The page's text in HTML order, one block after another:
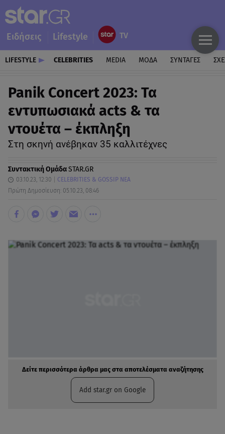
Ειδήσεις Lifestyle
LIFESTYLE CELEBRITIES MEDIA ΜΟΔΑ ΣΥΝΤΑΓΕΣ
Panik Concert 2023: Τα
εντυπωσιακά acts & τα
ντουέτα – έκπληξη
Στη σκηνή ανέβηκαν 35 καλλιτέχνες
Συντακτική ΟμάδαSTAR.GR
03.10.23, 12:30
CELEBRITIES & GOSSIP ΝΕΑ
Πρώτη Δημοσίευση: 05.10.23, 08:46
Δείτε περισσότερα άρθρα μας στα αποτελέσματα αναζήτησης
Add star.gr on Google